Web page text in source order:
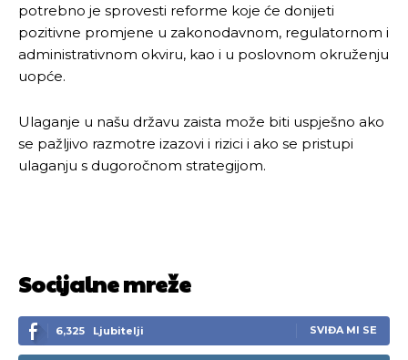
potrebno je sprovesti reforme koje će donijeti
pozitivne promjene u zakonodavnom, regulatornom i
administrativnom okviru, kao i u poslovnom okruženju
uopće.
Ulaganje u našu državu zaista može biti uspješno ako
se pažljivo razmotre izazovi i rizici i ako se pristupi
ulaganju s dugoročnom strategijom.
Socijalne mreže
6,325 Ljubitelji SVIĐA MI SE